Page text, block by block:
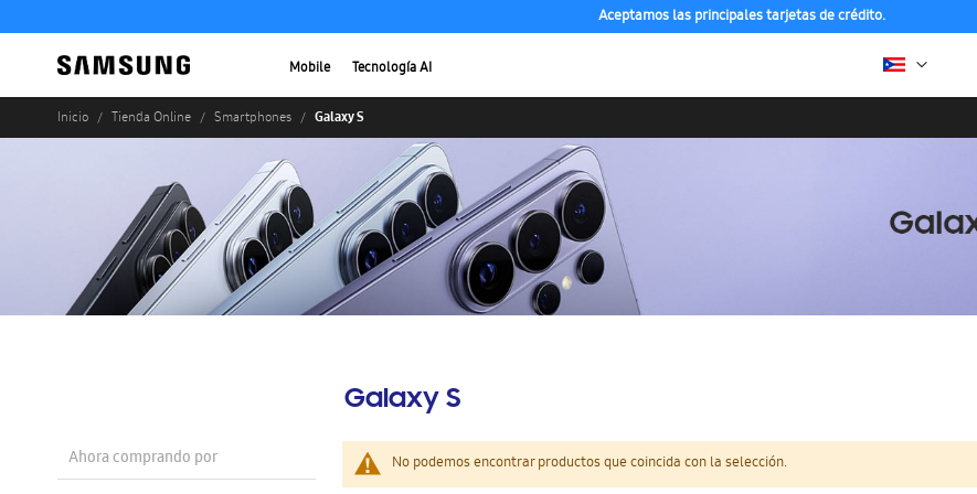
Aceptamos las principales tarjetas de crédito.
Mobile Tecnología AI
Inicio Tienda Online Smartphones Galaxy S
Galaxy S
No podemos encontrar productos que coincida con la selección.
Ahora comprando por